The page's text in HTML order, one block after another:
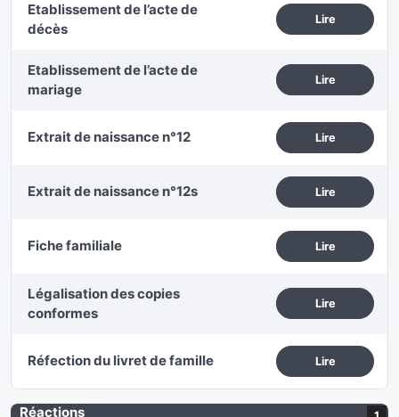
Etablissement de l’acte de
décès
Lire
Etablissement de l’acte de
mariage
Lire
Extrait de naissance n°12 Lire
Extrait de naissance n°12s Lire
Fiche familiale Lire
Légalisation des copies
conformes
Lire
Réfection du livret de famille Lire
Réactions